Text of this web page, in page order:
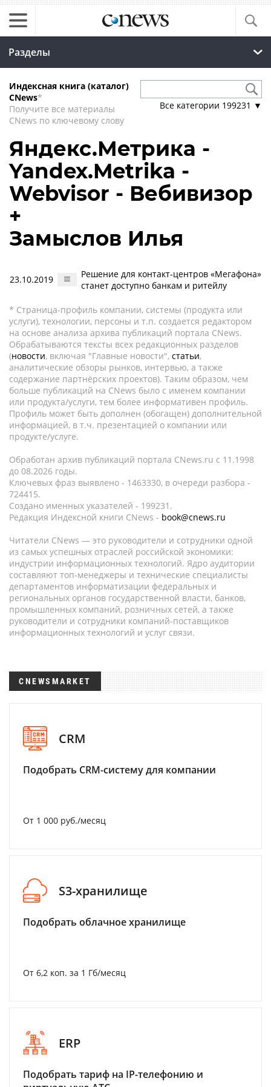
Разделы
Индексная книга (каталог)
CNews*
Получите все материалы
CNews по ключевому слову
Все категории 199231 ▼
Яндекс.Метрика -
Yandex.Metrika -
Webvisor - Вебивизор
+
Замыслов Илья
23.10.2019
Решение для контакт-центров «Мегафона»
станет доступно банкам и ритейлу
* Страница-профиль компании, системы (продукта или
услуги), технологии, персоны и т.п. создается редактором
на основе анализа архива публикаций портала CNews.
Обрабатываются тексты всех редакционных разделов
(новости, включая "Главные новости", статьи,
аналитические обзоры рынков, интервью, а также
содержание партнёрских проектов). Таким образом, чем
больше публикаций на CNews было с именем компании
или продукта/услуги, тем более информативен профиль.
Профиль может быть дополнен (обогащен) дополнительной
информацией, в т.ч. презентацией о компании или
продукте/услуге.
Обработан архив публикаций портала CNews.ru c 11.1998
до 08.2026 годы.
Ключевых фраз выявлено - 1463330, в очереди разбора -
724415.
Создано именных указателей - 199231.
Редакция Индексной книги CNews - book@cnews.ru
Читатели CNews — это руководители и сотрудники одной
из самых успешных отраслей российской экономики:
индустрии информационных технологий. Ядро аудитории
составляют топ-менеджеры и технические специалисты
департаментов информатизации федеральных и
региональных органов государственной власти, банков,
промышленных компаний, розничных сетей, а также
руководители и сотрудники компаний-поставщиков
информационных технологий и услуг связи.
CNEWSMARKET
CRM
Подобрать CRM-систему для компании
От 1 000 руб./месяц
S3-хранилище
Подобрать облачное хранилище
От 6,2 коп. за 1 Гб/месяц
ERP
Подобрать тариф на IP-телефонию и